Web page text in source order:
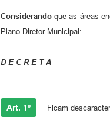
Considerando que as áreas
Plano Diretor Municipal:
D E C R E T A
Art. 1º Ficam